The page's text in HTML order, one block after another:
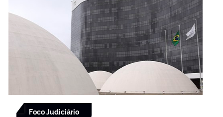
Foco Judiciário